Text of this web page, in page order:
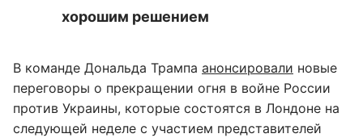
хорошим решением
В команде Дональда Трампа анонсировали новые
переговоры о прекращении огня в войне России
против Украины, которые состоятся в Лондоне на
следующей неделе с участием представителей